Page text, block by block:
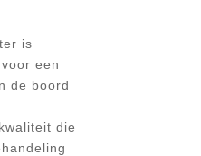
is
een
de boord
die